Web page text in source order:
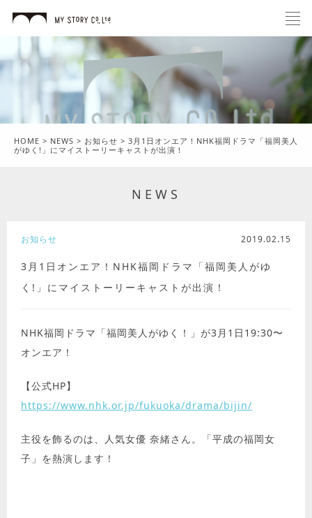
HOME > NEWS > お知らせ > 3月1日オンエア！NHK福岡ドラマ「福岡美人
がゆく!」にマイストーリーキャストが出演！
NEWS
3月1日オンエア！NHK福岡ドラマ「福岡美人がゆ
く!」にマイストーリーキャストが出演！
お知らせ 2019.02.15
NHK福岡ドラマ「福岡美人がゆく！」が3月1日19:30〜
オンエア！
【公式HP】
https://www.nhk.or.jp/fukuoka/drama/bijin/
主役を飾るのは、人気女優 奈緒さん。「平成の福岡女
子」を熱演します！